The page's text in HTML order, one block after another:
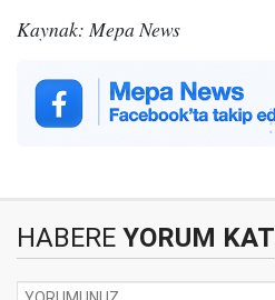
Kaynak: Mepa News
HABERE YORUM KAT